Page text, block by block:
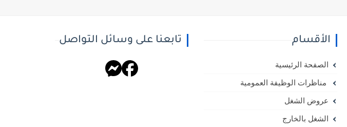
الأقسام
الصفحة الرئيسية
مناظرات الوظيفة العمومية
عروض الشغل
الشغل بالخارج
تابعنا على وسائل التواصل